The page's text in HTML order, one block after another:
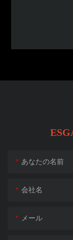
あなたの名前
会社名
メール